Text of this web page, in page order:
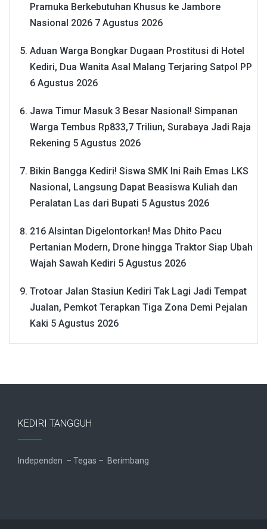
Pramuka Berkebutuhan Khusus ke Jambore
Nasional 2026 7 Agustus 2026
Aduan Warga Bongkar Dugaan Prostitusi di Hotel
Kediri, Dua Wanita Asal Malang Terjaring Satpol PP
6 Agustus 2026
Jawa Timur Masuk 3 Besar Nasional! Simpanan
Warga Tembus Rp833,7 Triliun, Surabaya Jadi Raja
Rekening 5 Agustus 2026
Bikin Bangga Kediri! Siswa SMK Ini Raih Emas LKS
Nasional, Langsung Dapat Beasiswa Kuliah dan
Peralatan Las dari Bupati 5 Agustus 2026
216 Alsintan Digelontorkan! Mas Dhito Pacu
Pertanian Modern, Drone hingga Traktor Siap Ubah
Wajah Sawah Kediri 5 Agustus 2026
Trotoar Jalan Stasiun Kediri Tak Lagi Jadi Tempat
Jualan, Pemkot Terapkan Tiga Zona Demi Pejalan
Kaki 5 Agustus 2026
KEDIRI TANGGUH
Independen – Tegas – Berimbang